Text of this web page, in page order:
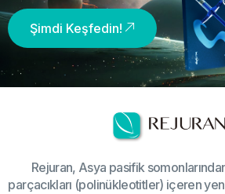
Şimdi Keşfedin!
Rejuran, Asya pasifik
parçacıkları (polinükleotitler) içeren